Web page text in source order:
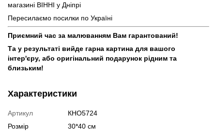
магазині ВІННІ у Дніпрі
Пересилаємо посилки по Україні
Приємний час за малюванням Вам гарантований!
Та у результаті вийде гарна картина для вашого
інтер'єру, або оригінальний подарунок рідним та
близьким!
Характеристики
Артикул
КНО5724
Розмір
30*40 см